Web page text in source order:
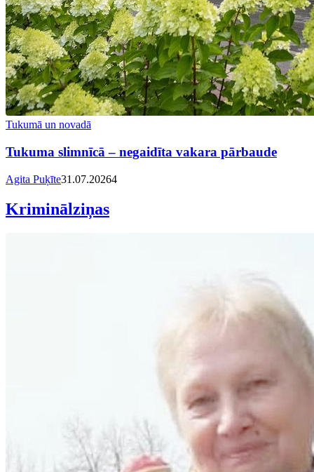
Tukumā un novadā
Tukuma slimnīcā – negaidīta vakara pārbaude
Agita Puķīte31.07.20264
Kriminālziņas